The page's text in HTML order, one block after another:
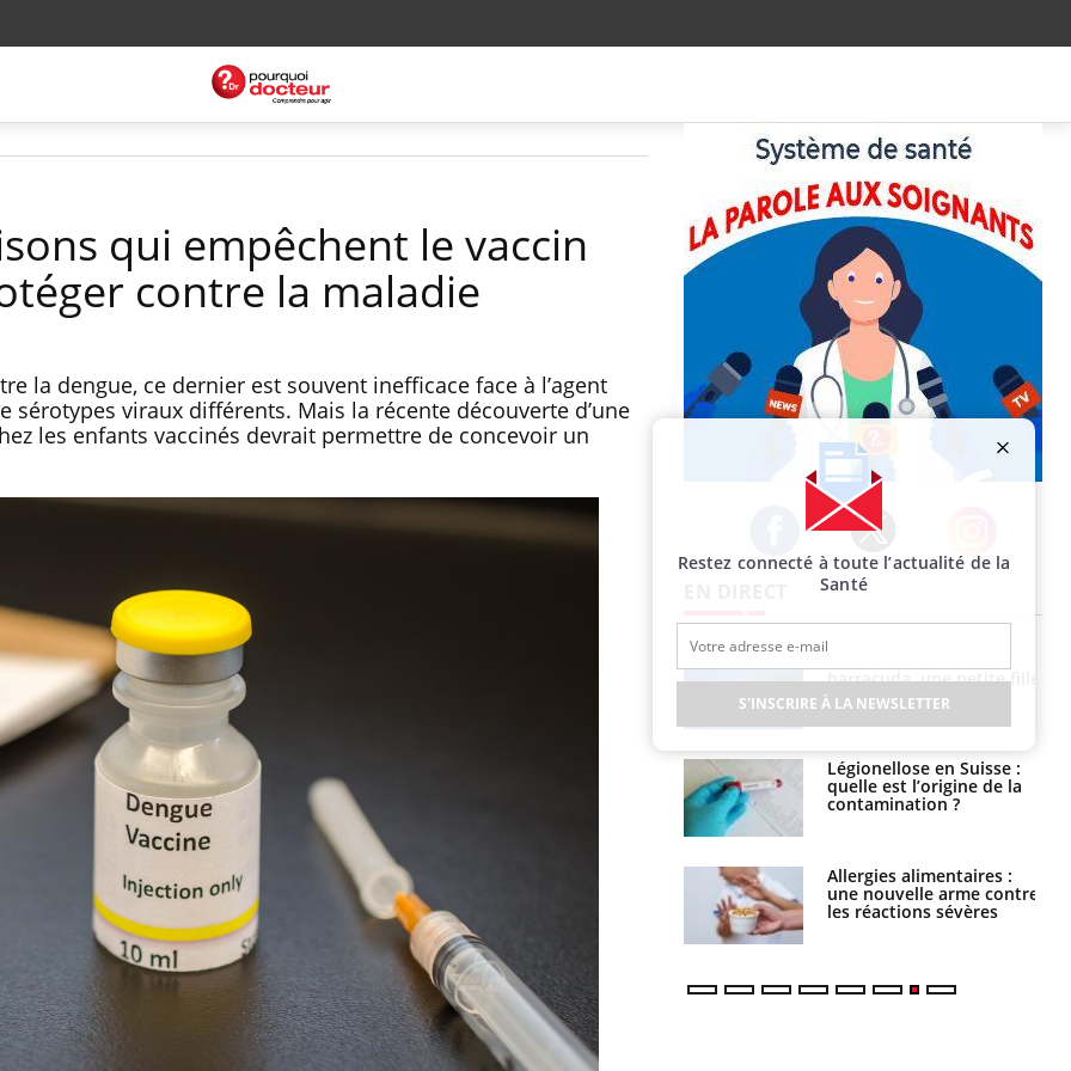
qui empêchent le vaccin
contre la maladie
la dengue, ce dernier est souvent inefficace face à l’agent
sérotypes viraux différents. Mais la récente découverte d’une
les enfants vaccinés devrait permettre de concevoir un
Facebook Twitter Instagram
Grossesse et chaleur : ce
que dit la science
Le smartphone nuit-il à
l'apprentissage de la
lecture ?
Mordue par une tique en
vacances, elle reste dans
le coma pendant 42 jours
barracuda, une petite fille
secourue grâce à un
réflexe essentiel
Légionellose en Suisse :
quelle est l’origine de la
contamination ?
Allergies alimentaires :
une nouvelle arme contre
les réactions sévères
sommeil des enfants en
vacances ?
Bilan prévention : ce que
les kinés pourront
bientôt faire
TDAH : quel est ce
traitement autorisé aux
États-Unis ?
Restez connecté à toute l’actualité de la
Santé
S'INSCRIRE À LA NEWSLETTER